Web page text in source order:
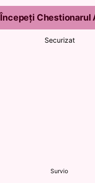
Începeți Chestionarul
Securizat
Survio